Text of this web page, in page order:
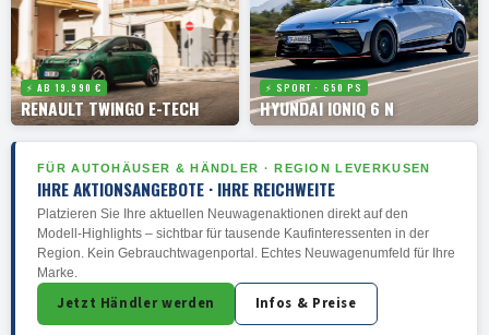
⚡ AB 19.990 €
RENAULT TWINGO E-TECH
⚡ SPORT · 650 PS
HYUNDAI IONIQ 6 N
FÜR AUTOHÄUSER & HÄNDLER · REGION LEVERKUSEN
IHRE AKTIONSANGEBOTE · IHRE REICHWEITE
Platzieren Sie Ihre aktuellen Neuwagenaktionen direkt auf den
Modell-Highlights – sichtbar für tausende Kaufinteressenten in der
Region. Kein Gebrauchtwagenportal. Echtes Neuwagenumfeld für Ihre
Marke.
Jetzt Händler werden Infos & Preise